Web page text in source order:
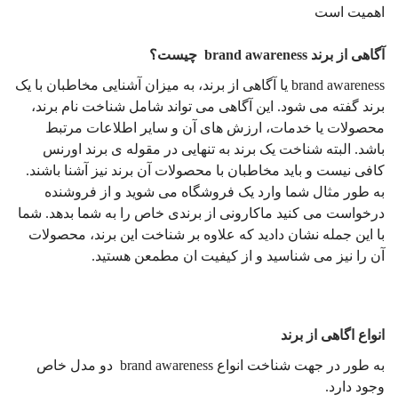
اهمیت است
آگاهی از برند brand awareness چیست؟
brand awareness یا آگاهی از برند، به میزان آشنایی مخاطبان با یک
برند گفته می ‌شود. این آگاهی می ‌تواند شامل شناخت نام برند،
محصولات یا خدمات، ارزش‌ های آن و سایر اطلاعات مرتبط
باشد. البته شناخت یک برند به تنهایی در مقوله ی برند اورنس
کافی نیست و باید مخاطبان با محصولات آن برند نیز آشنا باشند.
به طور مثال شما وارد یک فروشگاه می شوید و از فروشنده
درخواست می کنید ماکارونی از برندی خاص را به شما بدهد. شما
با این جمله نشان دادید که علاوه بر شناخت این برند، محصولات
آن را نیز می شناسید و از کیفیت ان مطمعن هستید.
انواع اگاهی از برند
به طور در جهت شناخت انواع brand awareness دو مدل خاص
وجود دارد.